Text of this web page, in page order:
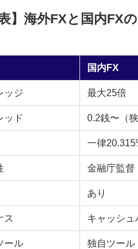
表】海外FXと国内FX
国内FX
ッジ 最大25倍
ッド 0.2銭〜（狭
一律
金融庁監督
あり
ス キャッシュ
ール 独自ツール